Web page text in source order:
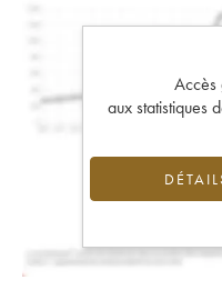
Accès
aux statistiques